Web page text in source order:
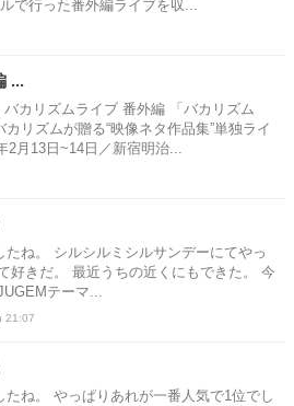
で行った番外編ライブを収...
...
カリズムライブ 番外編 「バカリズム
リズムが贈る“映像ネタ作品集”単独ライ
月13日~14日／新宿明治...
ね。 シルシルミシルサンデーにてやっ
好きだ。 最近うちの近くにもできた。 今
テーマ...
21:07
ね。 やっぱりあれが一番人気で1位でし